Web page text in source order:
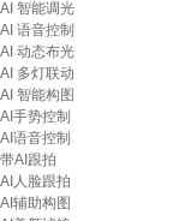
AI 智能调光
AI 语音控制
AI 动态布光
AI 多灯联动
AI 智能构图
AI手势控制
AI语音控制
带AI跟拍
AI人脸跟拍
AI辅助构图